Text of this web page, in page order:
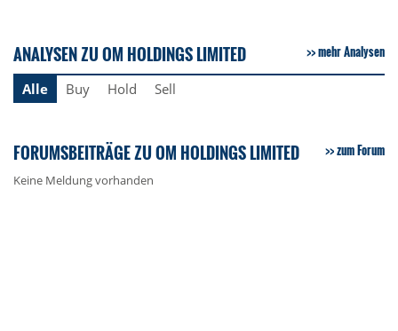
ANALYSEN ZU OM HOLDINGS LIMITED mehr Analysen
Alle Buy Hold Sell
FORUMSBEITRÄGE ZU OM HOLDINGS LIMITED zum Forum
Keine Meldung vorhanden